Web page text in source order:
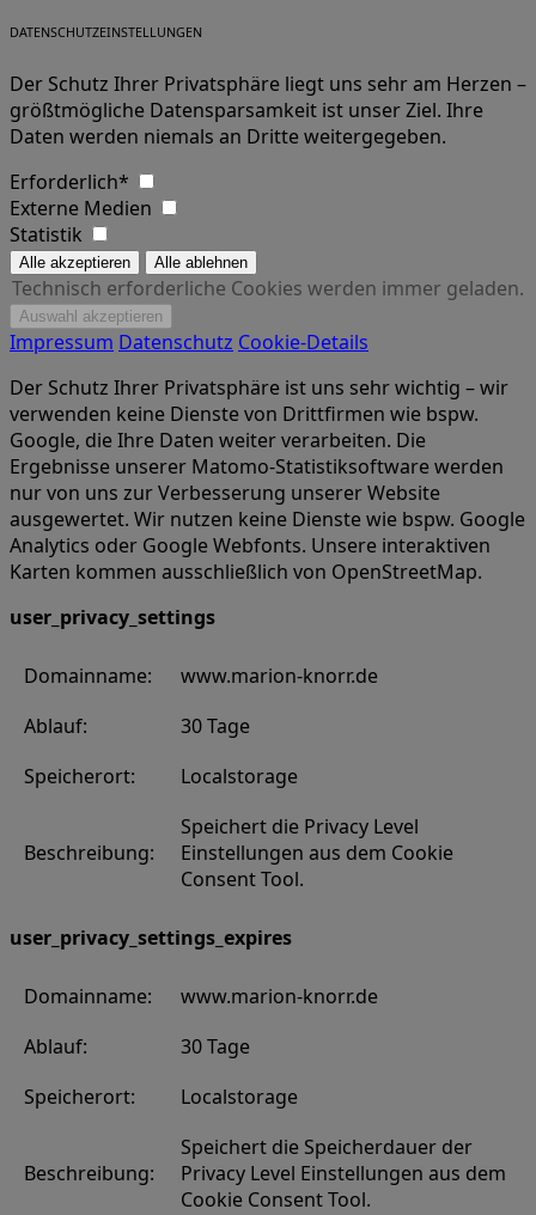
DATENSCHUTZEINSTELLUNGEN
Der Schutz Ihrer Privatsphäre liegt uns sehr am Herzen –
größtmögliche Datensparsamkeit ist unser Ziel. Ihre
Daten werden niemals an Dritte weitergegeben.
Erforderlich*
Externe Medien
Statistik
Technisch erforderliche Cookies werden immer geladen.
Impressum Datenschutz Cookie-Details
Der Schutz Ihrer Privatsphäre ist uns sehr wichtig – wir
verwenden keine Dienste von Drittfirmen wie bspw.
Google, die Ihre Daten weiter verarbeiten. Die
Ergebnisse unserer Matomo-Statistiksoftware werden
nur von uns zur Verbesserung unserer Website
ausgewertet. Wir nutzen keine Dienste wie bspw. Google
Analytics oder Google Webfonts. Unsere interaktiven
Karten kommen ausschließlich von OpenStreetMap.
user_privacy_settings
Domainname:
www.marion-knorr.de
Ablauf:
30 Tage
Speicherort:
Localstorage
Beschreibung:
Speichert die Privacy Level
Einstellungen aus dem Cookie
Consent Tool.
user_privacy_settings_expires
Domainname:
www.marion-knorr.de
Ablauf:
30 Tage
Speicherort:
Localstorage
Beschreibung:
Speichert die Speicherdauer der
Privacy Level Einstellungen aus dem
Cookie Consent Tool.